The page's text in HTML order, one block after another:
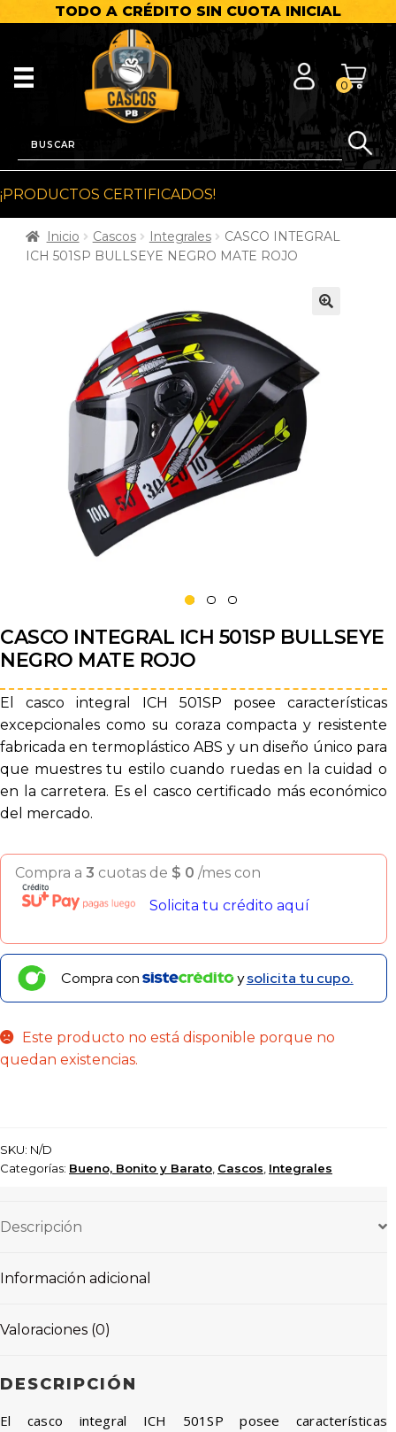
TODO A CRÉDITO SIN CUOTA INICIAL
0
¡PRODUCTOS CERTIFICADOS!
Inicio Cascos Integrales
CASCO INTEGRAL
ICH 501SP BULLSEYE NEGRO MATE ROJO
CASCO INTEGRAL ICH 501SP BULLSEYE
NEGRO MATE ROJO
El casco integral ICH 501SP posee características
excepcionales como su coraza compacta y resistente
fabricada en termoplástico ABS y un diseño único para
que muestres tu estilo cuando ruedas en la cuidad o
en la carretera. Es el casco certificado más económico
del mercado.
Compra a 3 cuotas de $ 0 /mes con
Solicita tu crédito aquí
Compra con ysolicita tu cupo.
Este producto no está disponible porque no
quedan existencias.
SKU: N/D
Categorías: Bueno, Bonito y Barato Cascos Integrales
Descripción
Información adicional
Valoraciones (0)
DESCRIPCIÓN
El casco integral ICH 501SP posee características